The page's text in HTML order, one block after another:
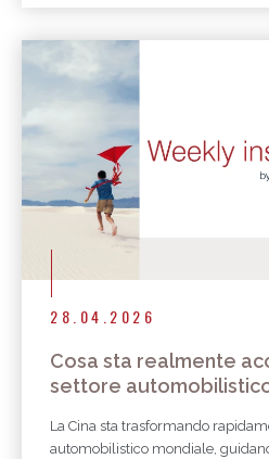
28.04.2026
Cosa sta realmente
settore
La Cina sta trasformando
automobilistico mondiale,